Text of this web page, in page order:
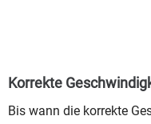
Korrekte
Bis wann die korrekte